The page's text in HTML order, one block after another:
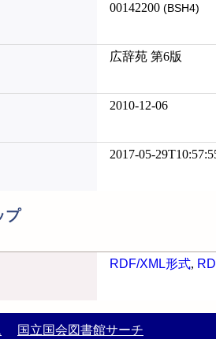
00142200 (BSH4)
広辞苑 第6版
2010-12-06
2017-05-
プ
RDF/XML形式,
国立国会図書館サーチ